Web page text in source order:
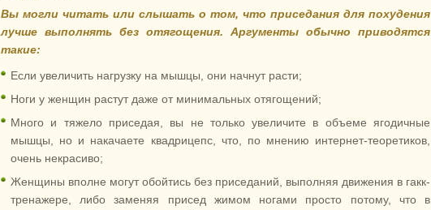
Вы могли читать или слышать о том, что приседания для похудения
лучше выполнять без отягощения. Аргументы обычно приводятся
такие:
Если увеличить нагрузку на мышцы, они начнут расти;
Ноги у женщин растут даже от минимальных отягощений;
Много и тяжело приседая, вы не только увеличите в объеме ягодичные
мышцы, но и накачаете квадрицепс, что, по мнению интернет-теоретиков,
очень некрасиво;
Женщины вполне могут обойтись без приседаний, выполняя движения в гакк-
тренажере, либо заменяя присед жимом ногами просто потому, что в